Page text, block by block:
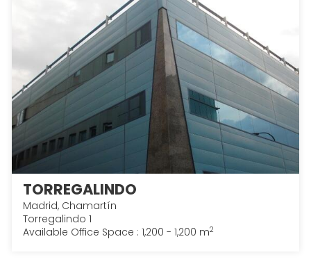
TORREGALINDO
Madrid, Chamartín
Torregalindo 1
Available Office Space : 1,200 - 1,200 m2